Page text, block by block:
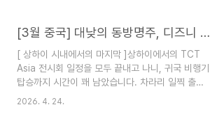
Shanghai Hongqiao International Airport
호 (邮政编码: 200237)특징: 김포 노선은 주로
T1에서 출발하며, 지하철역에서 국제선 터미널까지
도보 거리가 꽤 됩니다.[ 홍차오 공항으로 이동 ]지
하철역에서 공항 터미널까지는 생각보다 거리가 길
[3월 중국] 대낮의 동방명주, 디즈니 플래그십 스토어, KFC 이용기 (알리페이/현금 주문)
[ 상하이 시내에서의 마지막 ]상하이에서의 TCT
Asia 전시회 일정을 모두 끝내고 나니, 귀국 비행기
탑승까지 시간이 꽤 남았습니다. 차라리 일찍 출발
하면 도착지 교통이 편할 텐데... 홍차오 공항 비행
2026. 4. 24.